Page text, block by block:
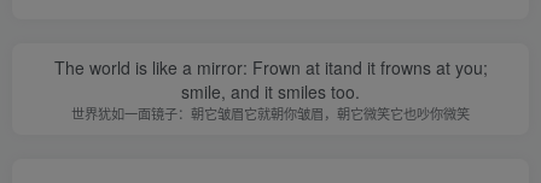
The world is like a mirror: Frown at itand it frowns at you;
smile, and it smiles too.
世界犹如一面镜子：朝它皱眉它就朝你皱眉，朝它微笑它也吵你微笑